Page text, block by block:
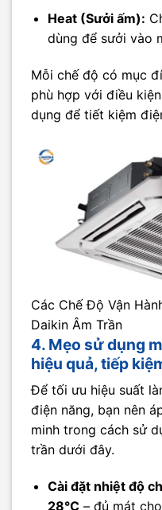
Heat (Sưởi ấm):
dùng để sưởi vào
Mỗi chế độ có mục
phù hợp với điều
dụng để tiết kiệm
Các Chế Độ Vận
Daikin Âm Trần
4. Mẹo sử dụng
hiệu quả, tiếp
Để tối ưu hiệu suất
điện năng, bạn nên
minh trong cách sử
trần dưới đây.
Cài đặt nhiệt độ
28°C– đủ mát